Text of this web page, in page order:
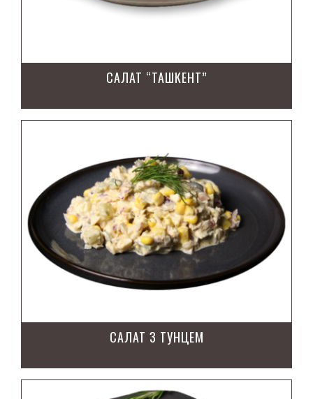
САЛАТ “ТАШКЕНТ”
САЛАТ З ТУНЦЕМ